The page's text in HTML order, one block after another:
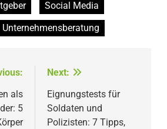
Social Media
Unternehmensberatung
als
5
Next:
Eignungstests für
Soldaten und
Polizisten: 7 Tipps,